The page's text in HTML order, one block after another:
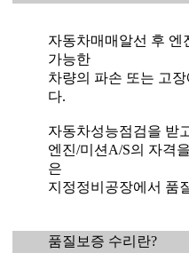
자동차매매알선 후 엔
가능한
차량의 파손 또는 고
다.
자동차성능점검을 받
엔진/미션A/S의 자격
은
지정정비공장에서 품
품질보증 수리란?